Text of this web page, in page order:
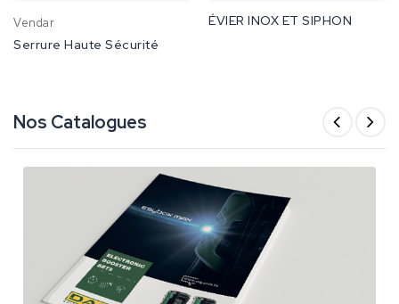
Vendar
Serrure Haute Sécurité
ÉVIER INOX ET SIPHON
Nos Catalogues